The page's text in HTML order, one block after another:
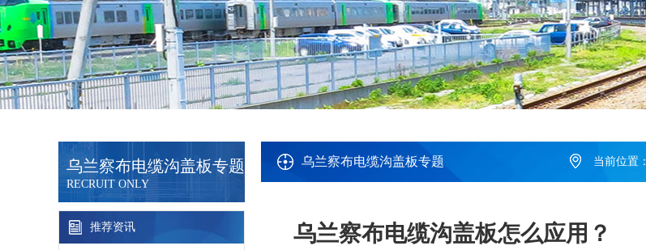
乌兰察布电缆沟盖板专题
RECRUIT ONLY
推荐资讯
乌兰察布电缆沟盖板专题 当前位置：
乌兰察布电缆沟盖板怎么应用？